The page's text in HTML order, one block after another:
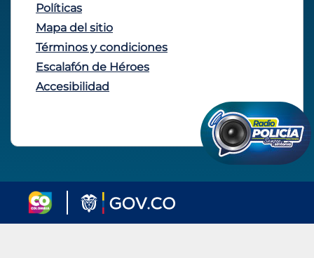
Políticas
Mapa del sitio
Términos y condiciones
Escalafón de Héroes
Accesibilidad